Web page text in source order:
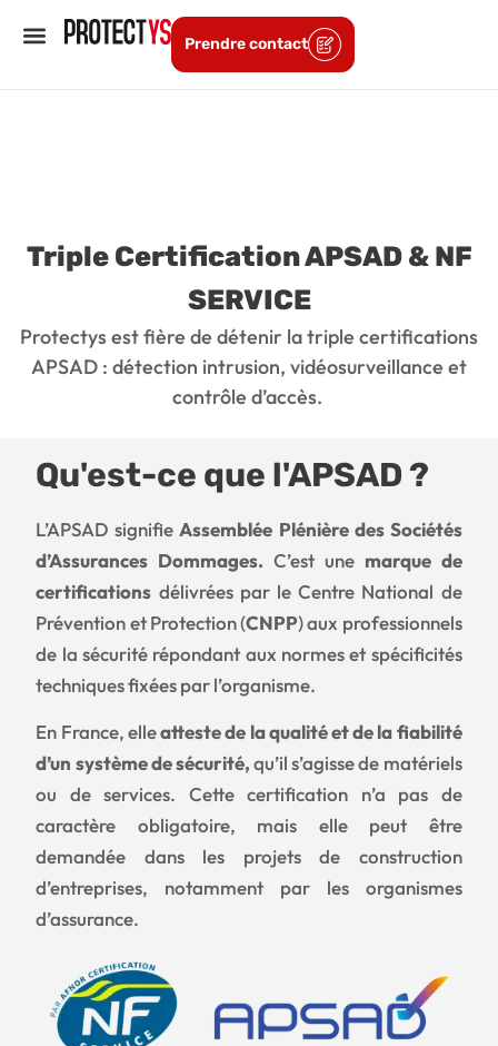
Prendre contact
Triple Certification APSAD & NF
SERVICE
Protectys est fière de détenir la triple certifications
APSAD : détection intrusion, vidéosurveillance et
contrôle d’accès.
Qu'est-ce que l'APSAD ?
L’APSAD signifieAssemblée Plénière des Sociétés
d’Assurances Dommages.C’est unemarque de
certifications délivrées par le Centre National de
Prévention et Protection (CNPP) aux professionnels
de la sécurité répondant aux normes et spécificités
techniques fixées par l’organisme.
En France, elleatteste de la qualité et de la fiabilité
d’un système de sécurité,qu’il s’agisse de matériels
ou de services. Cette certification n’a pas de
caractère obligatoire, mais elle peut être
demandée dans les projets de construction
d’entreprises, notamment par les organismes
d’assurance.